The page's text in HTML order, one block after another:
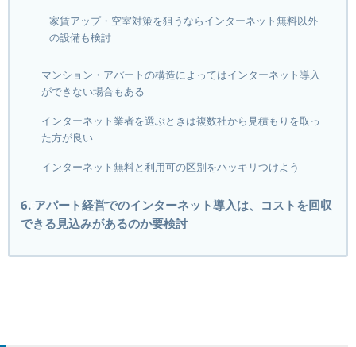
家賃アップ・空室対策を狙うならインターネット無料以外
の設備も検討
マンション・アパートの構造によってはインターネット導入
ができない場合もある
インターネット業者を選ぶときは複数社から見積もりを取っ
た方が良い
インターネット無料と利用可の区別をハッキリつけよう
6. アパート経営でのインターネット導入は、コストを回収
できる見込みがあるのか要検討